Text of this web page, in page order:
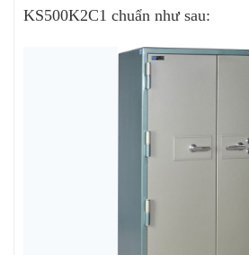
KS500K2C1 chuẩn như sau: